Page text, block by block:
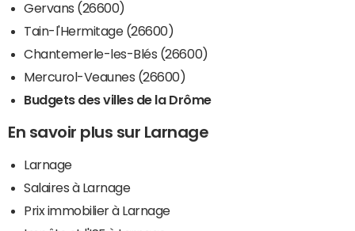
Gervans (26600)
Tain-l'Hermitage (26600)
Chantemerle-les-Blés (26600)
Mercurol-Veaunes (26600)
Budgets des villes de la Drôme
En savoir plus sur Larnage
Larnage
Salaires à Larnage
Prix immobilier à Larnage